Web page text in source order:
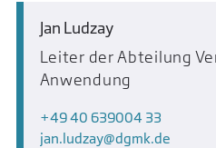
Jan Ludzay
Leiter der Abteilung
Anwendung
+49 40 639004 33
jan.ludzay
dgmk.de